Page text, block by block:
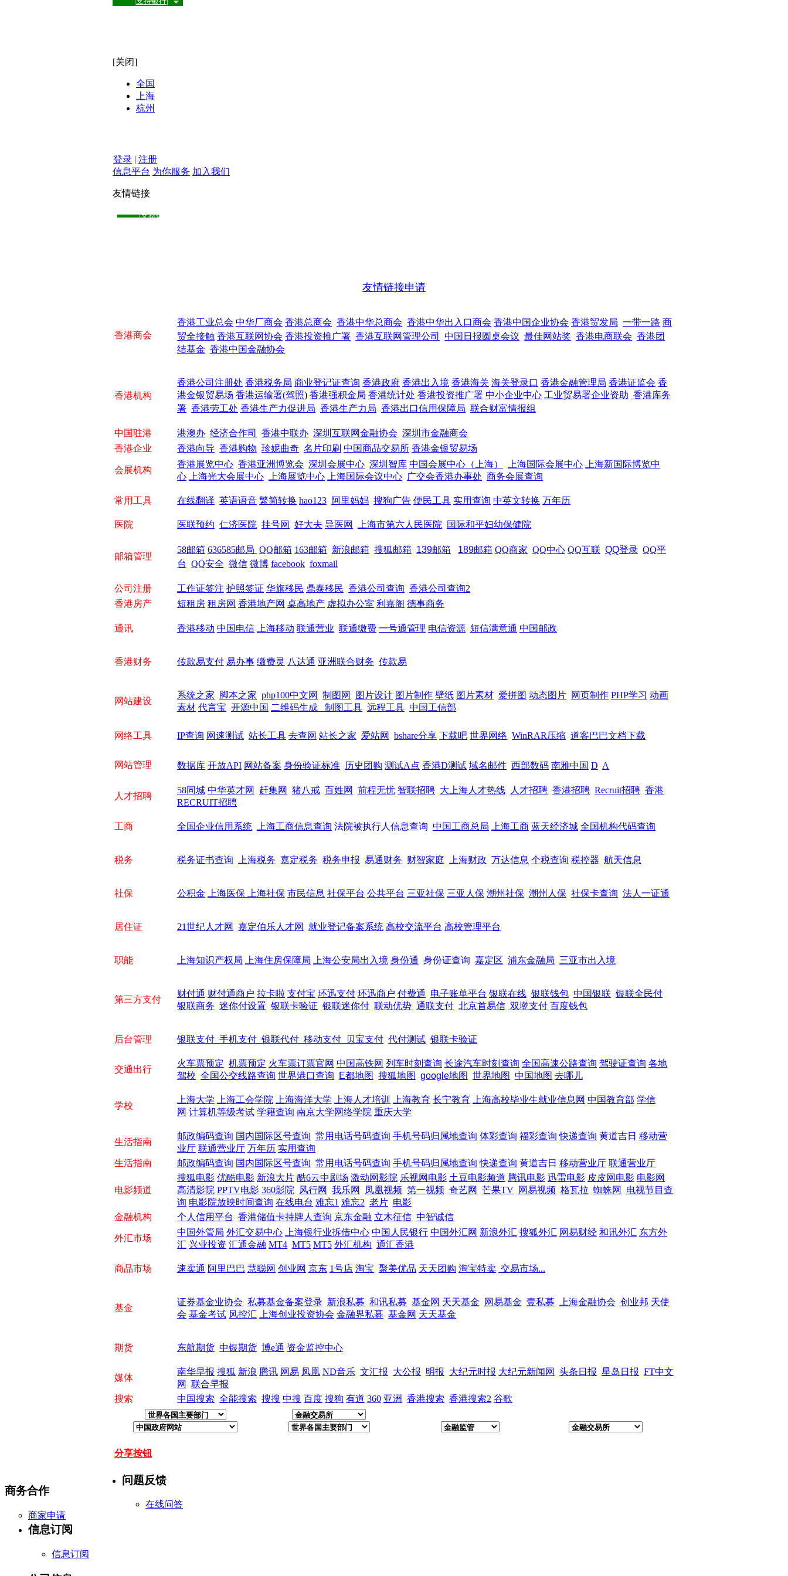
[关闭]
全国
上海
杭州
登录 | 注册
信息平台 为你服务 加入我们
友情链接
友情链接申请
香港商会
香港工业总会 中华厂商会 香港总商会 香港中华总商会 香港中华出入口商会 香港中国企业协会 香港贸发局 一带一路 商
贸全接触 香港互联网协会 香港投资推广署 香港互联网管理公司 中国日报圆桌会议 最佳网站奖 香港电商联会 香港团
结基金 香港中国金融协会
香港机构
香港公司注册处 香港税务局 商业登记证查询 香港政府 香港出入境 香港海关 海关登录口 香港金融管理局 香港证监会 香
港金银贸易场 香港运输署(驾照) 香港强积金局 香港统计处 香港投资推广署 中小企业中心 工业贸易署企业资助 香港库务
署 香港劳工处 香港生产力促进局 香港生产力局 香港出口信用保障局 联合财富情报组
中国驻港 港澳办 经济合作司 香港中联办 深圳互联网金融协会 深圳市金融商会
香港企业
香港向导 香港购物 珍妮曲奇 名片印刷 中国商品交易所 香港金银贸易场
会展机构
香港展览中心 香港亚洲博览会 深圳会展中心 深圳智库 中国会展中心（上海） 上海国际会展中心
上海新国际博览中
心
上海光大会展中心 上海展览中心 上海国际会议中心 广交会香港办事处 商务会展查询
常用工具 在线翻译 英语语音 繁简转换 hao123 阿里妈妈 搜狗广告 便民工具 实用查询 中英文转换 万年历
医院 医联预约 仁济医院 挂号网 好大夫 导医网 上海市第六人民医院 国际和平妇幼保健院
邮箱管理
58邮箱 636585邮局 QQ邮箱 163邮箱 新浪邮箱 搜狐邮箱 139邮箱 189邮箱 QQ商家 QQ中心 QQ互联 QQ登录 QQ平
台 QQ安全 微信 微博 facebook foxmail
公司注册 工作证签注 护照签证 华旗移民 鼎泰移民 香港公司查询 香港公司查询2
香港房产
短租房 租房网 香港地产网 桌高地产 虚拟办公室 利嘉阁 德事商务
通讯 香港移动 中国电信 上海移动 联通营业 联通缴费 一号通管理 电信资源 短信满意通 中国邮政
香港财务 传款易支付 易办事 缴费灵 八达通 亚洲联合财务 传款易
网站建设
系统之家 脚本之家 php100中文网 制图网 图片设计 图片制作 壁纸 图片素材 爱拼图 动态图片 网页制作 PHP学习 动画
素材 代言宝 开源中国 二维码生成 制图工具 远程工具 中国工信部
网络工具 IP查询 网速测试 站长工具 去查网 站长之家 爱站网 bshare分享 下载吧 世界网络 WinRAR压缩 道客巴巴文档下载
网站管理 数据库 开放API 网站备案 身份验证标准 历史团购 测试A点 香港D测试 域名邮件 西部数码 南雅中国 D A
人才招聘
58同城 中华英才网 赶集网 猪八戒 百姓网 前程无忧 智联招聘 大上海人才热线 人才招聘 香港招聘 Recruit招聘 香港
RECRUIT招聘
工商 全国企业信用系统 上海工商信息查询 法院被执行人信息查询 中国工商总局 上海工商 蓝天经济城 全国机构代码查询
税务 税务证书查询 上海税务 嘉定税务 税务申报 易通财务 财智家庭 上海财政 万达信息 个税查询 税控器 航天信息
社保 公积金 上海医保 上海社保 市民信息 社保平台 公共平台 三亚社保 三亚人保 潮州社保 潮州人保 社保卡查询 法人一证通
居住证 21世纪人才网 嘉定伯乐人才网 就业登记备案系统 高校交流平台 高校管理平台
职能 上海知识产权局 上海住房保障局 上海公安局出入境 身份通 身份证查询 嘉定区 浦东金融局 三亚市出入境
第三方支付
财付通 财付通商户 拉卡啦 支付宝 环迅支付 环迅商户 付费通 电子账单平台 银联在线 银联钱包 中国银联 银联全民付
银联商务 迷你付设置 银联卡验证 银联迷你付 联动优势 通联支付 北京首易信 双墘支付 百度钱包
后台管理 银联支付 手机支付 银联代付 移动支付 贝宝支付 代付测试 银联卡验证
交通出行
火车票预定 机票预定 火车票订票官网 中国高铁网 列车时刻查询 长途汽车时刻查询 全国高速公路查询 驾驶证查询 各地
驾校 全国公交线路查询 世界港口查询 E都地图 搜狐地图 google地图 世界地图 中国地图 去哪儿
学校
上海大学 上海工会学院 上海海洋大学 上海人才培训 上海教育 长宁教育 上海高校毕业生就业信息网 中国教育部 学信
网 计算机等级考试 学籍查询 南京大学网络学院 重庆大学
生活指南
邮政编码查询 国内国际区号查询 常用电话号码查询 手机号码归属地查询 体彩查询 福彩查询 快递查询 黄道吉日 移动营
业厅 联通营业厅 万年历 实用查询
生活指南
邮政编码查询 国内国际区号查询 常用电话号码查询 手机号码归属地查询 快递查询 黄道吉日 移动营业厅 联通营业厅
电影频道
搜狐电影 优酷电影 新浪大片 酷6云中剧场 激动网影院 乐视网电影 土豆电影频道 腾讯电影 迅雷电影 皮皮网电影 电影网
高清影院 PPTV电影 360影院 风行网 我乐网 凤凰视频 第一视频 奇艺网 芒果TV 网易视频 格瓦拉 蜘蛛网
电视节目查
询 电影院放映时间查询 在线电台 难忘1 难忘2 老片 电影
金融机构
个人信用平台 香港储值卡持牌人查询 京东金融 立木征信 中智诚信
外汇市场
中国外管局 外汇交易中心 上海银行业拆借中心 中国人民银行 中国外汇网 新浪外汇 搜狐外汇 网易财经 和讯外汇 东方外
汇 兴业投资 汇通金融 MT4 MT5 MT5 外汇机构 通汇香港
商品市场 速卖通 阿里巴巴 慧聪网 创业网 京东 1号店 淘宝 聚美优品 天天团购 淘宝特卖 交易市场...
基金
证券基金业协会 私募基金备案登录 新浪私募 和讯私募 基金网 天天基金 网易基金 壹私募 上海金融协会 创业邦 天使
会 基金考试 风控汇 上海创业投资协会 金融界私募 基金网 天天基金
期货 东航期货 中银期货 博e通 资金监控中心
媒体
南华早报 搜狐 新浪 腾讯 网易 凤凰 ND音乐 文汇报 大公报 明报 大纪元时报 大纪元新闻网 头条日报 星岛日报 FT中文
网
联合早报
搜索
中国搜索 全能搜索 搜搜 中搜 百度 搜狗 有道 360 亚洲 香港搜索 香港搜索2 谷歌
分享按钮
商务合作
商家申请
问题反馈
在线问答
信息订阅
信息订阅